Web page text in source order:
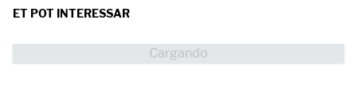
ET POT INTERESSAR